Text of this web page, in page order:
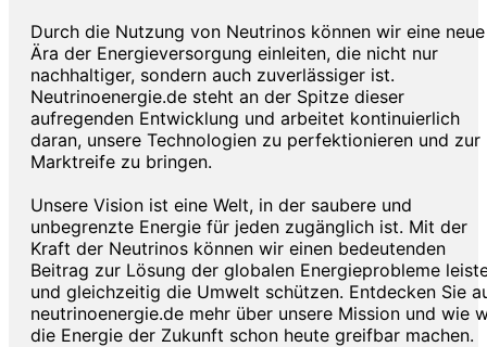
Durch die Nutzung von Neutrinos können wir eine neue
Ära der Energieversorgung einleiten, die nicht nur
nachhaltiger, sondern auch zuverlässiger ist.
Neutrinoenergie.de steht an der Spitze dieser
aufregenden Entwicklung und arbeitet kontinuierlich
daran, unsere Technologien zu perfektionieren und zur
Marktreife zu bringen.
Unsere Vision ist eine Welt, in der saubere und
unbegrenzte Energie für jeden zugänglich ist. Mit der
Kraft der Neutrinos können wir einen bedeutenden
Beitrag zur Lösung der globalen Energieprobleme
und gleichzeitig die Umwelt schützen. Entdecken Sie
neutrinoenergie.de mehr über unsere Mission und wie
die Energie der Zukunft schon heute greifbar machen.